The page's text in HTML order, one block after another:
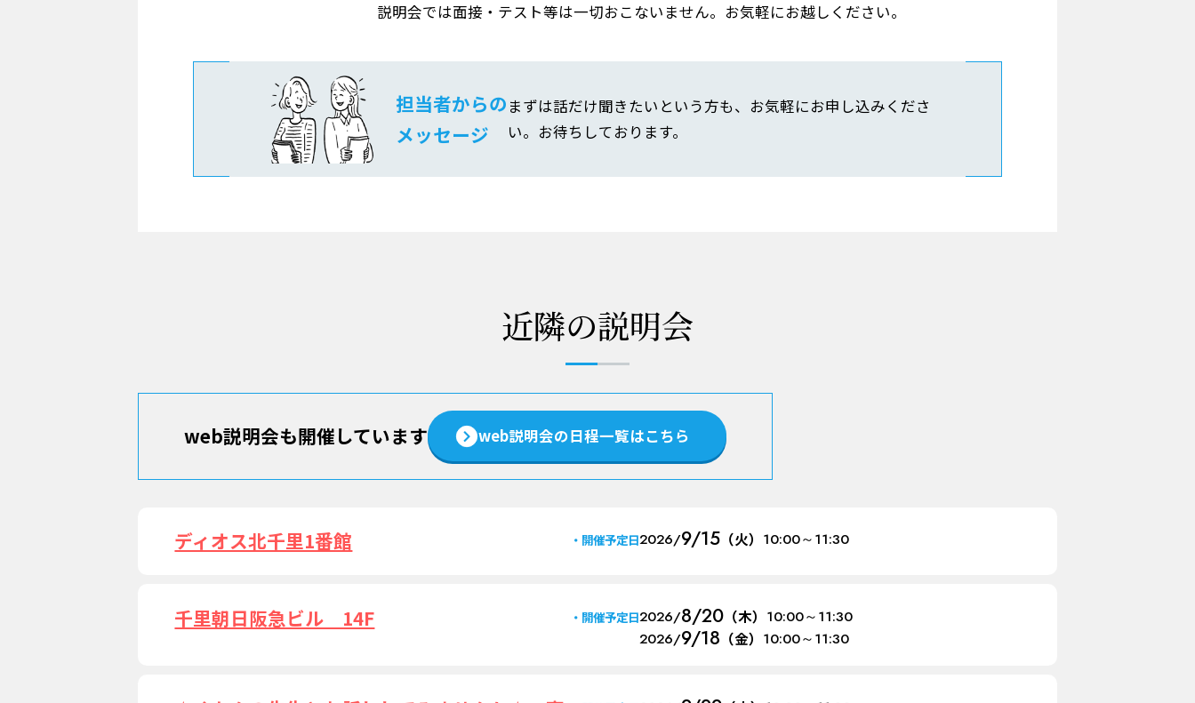
説明会では面接・テスト等は一切おこないません。お気軽にお越しください。
担当者からの
メッセージ
まずは話だけ聞きたいという方も、お気軽にお申し込みくださ
い。お待ちしております。
近隣の説明会
web説明会も開催しています web説明会の日程一覧はこちら
ディオス北千里1番館 開催予定日2026/9/15（火） 10:00～11:30
千里朝日阪急ビル 14F 開催予定日2026/8/20（木） 10:00～11:30
2026/9/18 （金） 10:00～11:30